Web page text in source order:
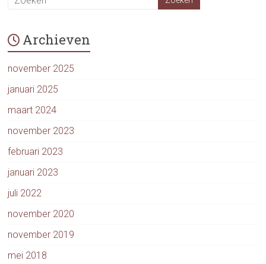
Archieven
november 2025
januari 2025
maart 2024
november 2023
februari 2023
januari 2023
juli 2022
november 2020
november 2019
mei 2018